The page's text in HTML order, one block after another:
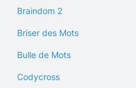
Braindom 2
Briser des Mots
Bulle de Mots
Codycross